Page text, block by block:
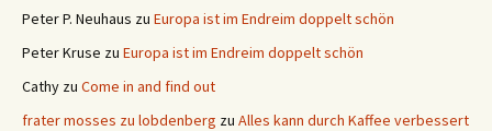
Peter P. Neuhaus zu Europa ist im Endreim doppelt schön
Peter Kruse zu Europa ist im Endreim doppelt schön
Cathy zu Come in and find out
frater mosses zu lobdenberg zu Alles kann durch Kaffee verbessert